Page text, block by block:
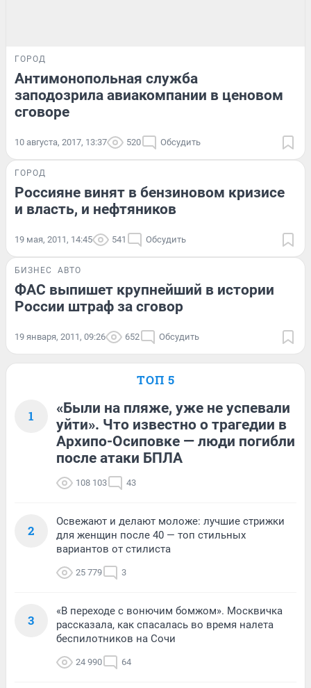
ГОРОД
Антимонопольная служба
заподозрила авиакомпании в ценовом
сговоре
10 августа, 2017, 13:37 520 Обсудить
ГОРОД
Россияне винят в бензиновом кризисе
и власть, и нефтяников
19 мая, 2011, 14:45 541 Обсудить
БИЗНЕС АВТО
ФАС выпишет крупнейший в истории
России штраф за сговор
19 января, 2011, 09:26 652 Обсудить
ТОП 5
1
«Были на пляже, уже не успевали
уйти». Что известно о трагедии в
Архипо-Осиповке — люди погибли
после атаки БПЛА
108 103 43
2
Освежают и делают моложе: лучшие стрижки
для женщин после 40 — топ стильных
вариантов от стилиста
25 779 3
3
«В переходе с вонючим бомжом». Москвичка
рассказала, как спасалась во время налета
беспилотников на Сочи
24 990 64